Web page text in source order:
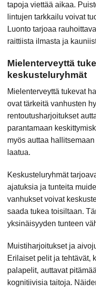
tapoja viettää aikaa.
lintujen tarkkailu voivat
Luonto tarjoaa
raittiista ilmasta ja
Mielenterveyttä
keskusteluryhmät
Mielenterveyttä tukevat
ovat tärkeitä vanhusten
rentoutusharjoitukset
parantamaan
myös auttaa
laatua.
Keskusteluryhmät
ajatuksia ja tunteita
vanhukset voivat
saada tukea toisiltaan.
yksinäisyyden tunteen
Muistiharjoitukset ja
Erilaiset pelit ja tehtävät,
palapelit, auttavat
kognitiivisia taitoja.